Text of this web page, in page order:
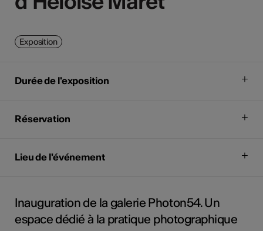
Exposition
Durée de l'exposition
Réservation
Lieu de l'événement
Inauguration de la galerie Photon54. Un
espace dédié à la pratique photographique